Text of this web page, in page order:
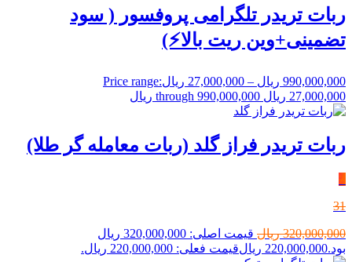
ربات تریدر تلگرامی پروفسور ( سود
تضمینی+وین ریت بالا⚡️)
990,000,000 ریال –
27,000,000 ریالPrice range:
27,000,000 ریال through 990,000,000 ریال
ربات تریدر فراز گلد (ربات معامله گر طلا)
٪
31
320,000,000 ریال
قیمت اصلی: 320,000,000 ریال
بود.220,000,000 ریالقیمت فعلی: 220,000,000 ریال.